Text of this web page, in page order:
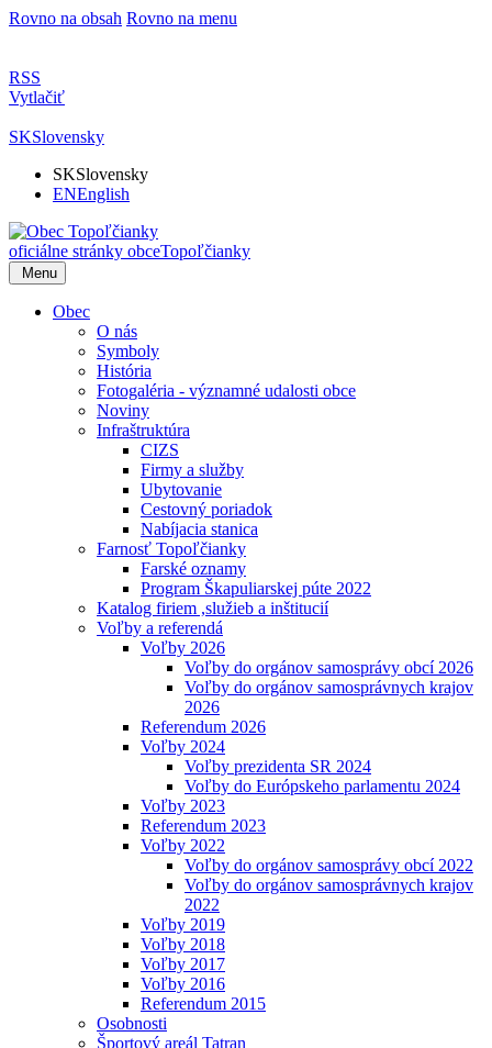
Rovno na obsah Rovno na menu
RSS
Vytlačiť
SKSlovensky
SKSlovensky
ENEnglish
oficiálne stránky obceTopoľčianky
Menu
Obec
O nás
Symboly
História
Fotogaléria - významné udalosti obce
Noviny
Infraštruktúra
CIZS
Firmy a služby
Ubytovanie
Cestovný poriadok
Nabíjacia stanica
Farnosť Topoľčianky
Farské oznamy
Program Škapuliarskej púte 2022
Katalog firiem ,služieb a inštitucií
Voľby a referendá
Voľby 2026
Voľby do orgánov samosprávy obcí 2026
Voľby do orgánov samosprávnych krajov
2026
Referendum 2026
Voľby 2024
Voľby prezidenta SR 2024
Voľby do Európskeho parlamentu 2024
Voľby 2023
Referendum 2023
Voľby 2022
Voľby do orgánov samosprávy obcí 2022
Voľby do orgánov samosprávnych krajov
2022
Voľby 2019
Voľby 2018
Voľby 2017
Voľby 2016
Referendum 2015
Osobnosti
Športový areál Tatran